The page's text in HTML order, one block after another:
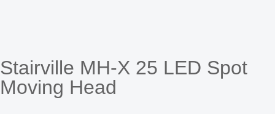
Stairville MH-X 25 LED Spot
Moving Head